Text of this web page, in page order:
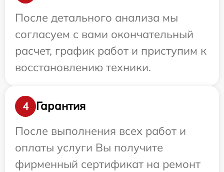
После детального анализа мы
согласуем с вами окончательный
расчет, график работ и приступим к
восстановлению техники.
4
Гарантия
После выполнения всех работ и
оплаты услуги Вы получите
фирменный сертификат на ремонт